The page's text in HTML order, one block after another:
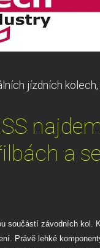
jízdních
a
součástí závodních kol.
Právě lehké